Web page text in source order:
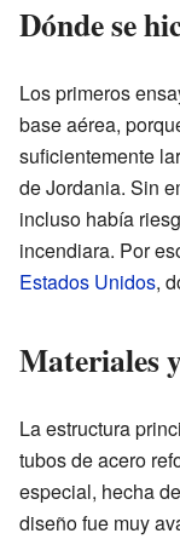
Dónde se
Los primeros
base aérea,
suficientemente
de Jordania. Sin
incluso había
incendiara. Por
Estados Unidos,
Materiales
La estructura
tubos de acero
especial, hecha
diseño fue muy